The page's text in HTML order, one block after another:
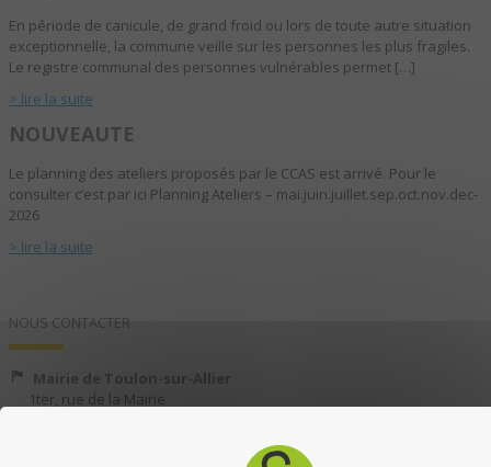
En période de canicule, de grand froid ou lors de toute autre situation
exceptionnelle, la commune veille sur les personnes les plus fragiles.
Le registre communal des personnes vulnérables permet […]
> lire la suite
NOUVEAUTE
Le planning des ateliers proposés par le CCAS est arrivé. Pour le
consulter c’est par ici Planning Ateliers – mai.juin.juillet.sep.oct.nov.dec-
2026
> lire la suite
NOUS CONTACTER
Mairie de Toulon-sur-Allier
1ter, rue de la Mairie